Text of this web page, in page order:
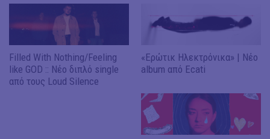
Filled With Nothing/Feeling
like GOD :: Νέο διπλό single
από τους Loud Silence
«Ερώτικ Ηλεκτρόνικα» | Νέο
album από Ecati